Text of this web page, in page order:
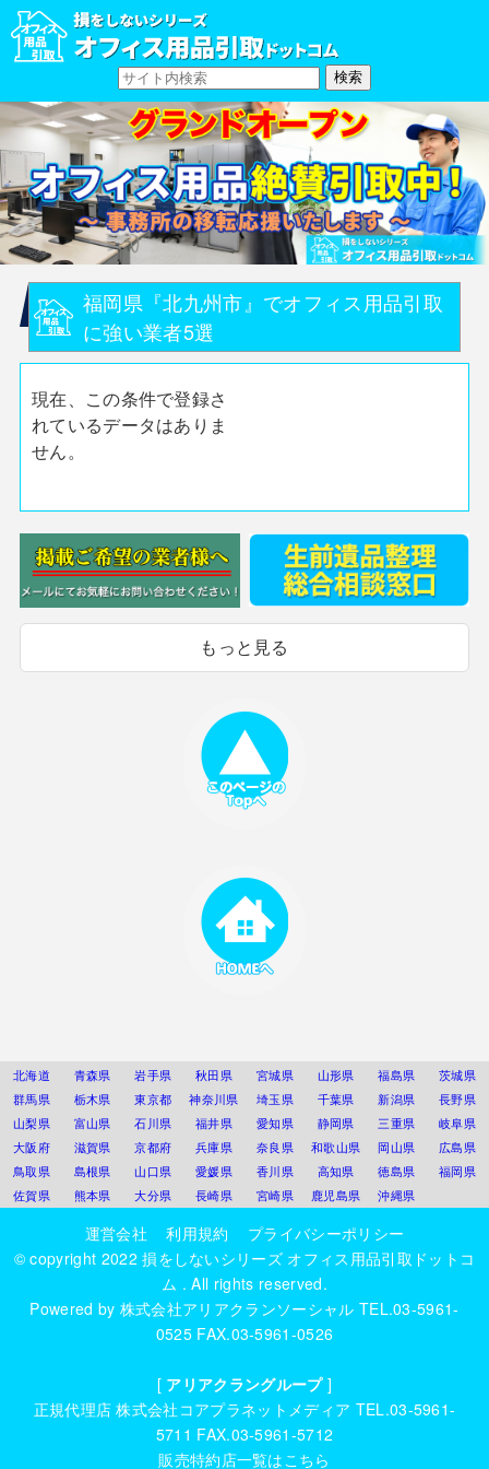
福岡県『北九州市』でオフィス用品引取
に強い業者5選
現在、この条件で登録さ
れているデータはありま
せん。
もっと見る
北海道 青森県 岩手県 秋田県 宮城県 山形県 福島県
茨城県
群馬県
栃木県 東京都 神奈川県 埼玉県 千葉県 新潟県
長野県
山梨県
富山県 石川県 福井県 愛知県 静岡県 三重県
岐阜県
大阪府
滋賀県 京都府 兵庫県 奈良県 和歌山県 岡山県
広島県
鳥取県
島根県 山口県 愛媛県 香川県 高知県 徳島県
福岡県
佐賀県
熊本県 大分県 長崎県 宮崎県 鹿児島県 沖縄県
運営会社 利用規約
プライバシーポリシー
© copyright 2022損をしないシリーズ オフィス用品引取ドットコ
ム . All rights reserved.
Powered by 株式会社アリアクランソーシャル TEL.03-5961-
0525 FAX.03-5961-0526
[ アリアクラングループ]
正規代理店株式会社コアプラネットメディア TEL.03-5961-
5711 FAX.03-5961-5712
販売特約店一覧はこちら